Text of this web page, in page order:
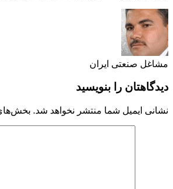
مشاغل صنعتی ایران
دیدگاهتان را بنویسید
نشانی ایمیل شما منتشر نخواهد شد.